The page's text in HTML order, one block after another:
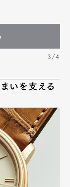
3/4
いを支える